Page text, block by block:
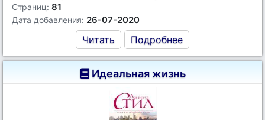
Страниц: 81
Дата добавления: 26-07-2020
Читать Подробнее
Идеальная жизнь